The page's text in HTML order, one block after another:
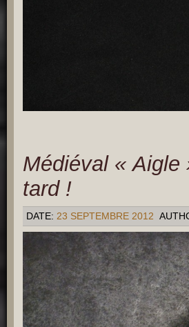
Médiéval « Aigle
tard !
DATE: 23 SEPTEMBRE 2012